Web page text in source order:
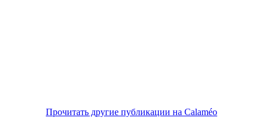
Прочитать другие публикации на Calaméo